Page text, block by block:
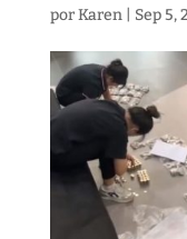
porKaren| Sep 5,